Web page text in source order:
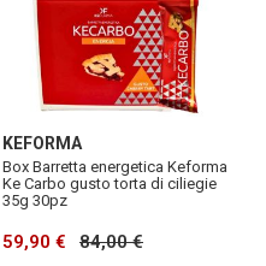
KEFORMA
Box Barretta energetica Keforma
Ke Carbo gusto torta di ciliegie
35g 30pz
59,90 € 84,00 €